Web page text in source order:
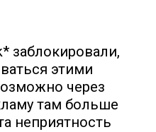
заблокировали,
этими
через
там больше
неприятность